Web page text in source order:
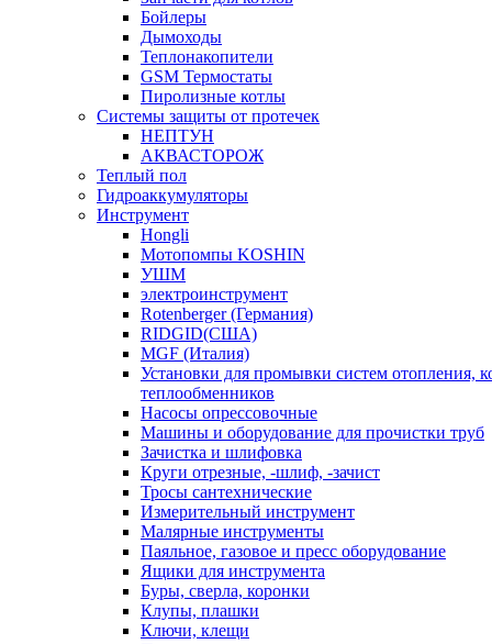
Бойлеры
Дымоходы
Теплонакопители
GSM Термостаты
Пиролизные котлы
Системы защиты от протечек
НЕПТУН
АКВАСТОРОЖ
Теплый пол
Гидроаккумуляторы
Инструмент
Hongli
Мотопомпы KOSHIN
УШМ
электроинструмент
Rotenberger (Германия)
RIDGID(США)
MGF (Италия)
Установки для промывки систем отопления,
теплообменников
Насосы опрессовочные
Машины и оборудование для прочистки труб
Зачистка и шлифовка
Круги отрезные, -шлиф, -зачист
Тросы сантехнические
Измерительный инструмент
Малярные инструменты
Паяльное, газовое и пресс оборудование
Ящики для инструмента
Буры, сверла, коронки
Клупы, плашки
Ключи, клещи